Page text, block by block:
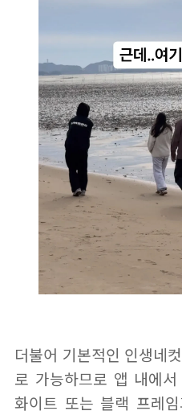
더불어 기본적인 인생네
로 가능하므로 앱 내에
화이트 또는 블랙 프레